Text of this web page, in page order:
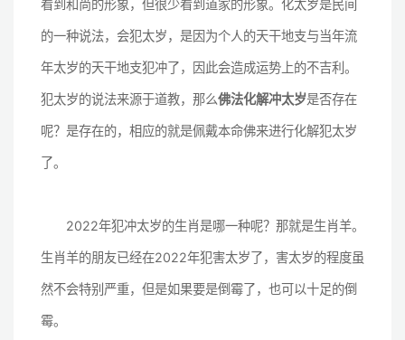
看到和尚的形象，但很少看到道家的形象。化太岁是民间
的一种说法，会犯太岁，是因为个人的天干地支与当年流
年太岁的天干地支犯冲了，因此会造成运势上的不吉利。
犯太岁的说法来源于道教，那么佛法化解冲太岁是否存在
呢？是存在的，相应的就是佩戴本命佛来进行化解犯太岁
了。
2022年犯冲太岁的生肖是哪一种呢？那就是生肖羊。
生肖羊的朋友已经在2022年犯害太岁了，害太岁的程度虽
然不会特别严重，但是如果要是倒霉了，也可以十足的倒
霉。